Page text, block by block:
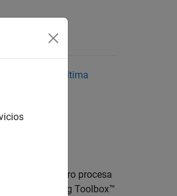
para ver la última
que el cerebro procesa
Learning Toolbox™